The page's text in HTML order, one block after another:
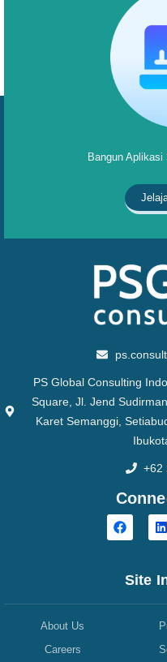
Bangun Aplikasi
PS Global Consulting
Square, Jl. Jend
Karet Semanggi,
+62
Site
About Us
Careers